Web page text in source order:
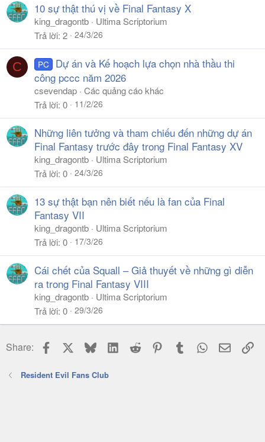
10 sự thật thú vị về Final Fantasy X
king_dragontb
Ultima Scriptorium
Trả lời 2 24/3/26
C PC
Dự án và Kế hoạch lựa chọn nhà thầu thi
công pccc năm 2026
csevendap Các quảng cáo khác
Trả lời 0 11/2/26
Những liên tưởng và tham chiếu đến những dự án
Final Fantasy trước đây trong Final Fantasy XV
king_dragontb
Ultima Scriptorium
Trả lời 0 24/3/26
13 sự thật bạn nên biết nếu là fan của Final
Fantasy VII
king_dragontb
Ultima Scriptorium
Trả lời 0 17/3/26
Cái chết của Squall – Giả thuyết về những gì diễn
ra trong Final Fantasy VIII
king_dragontb
Ultima Scriptorium
Trả lời 0 29/3/26
Share: Facebook BlueskyLinkedIn
Reddit PinterestTumblr WhatsApp
Email
Resident Evil Fans Club